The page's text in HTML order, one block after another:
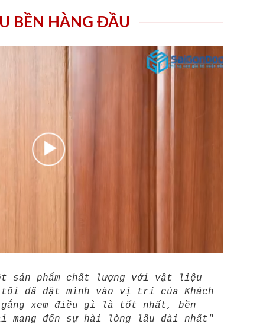
BỀN HÀNG ĐẦU
sản phẩm chất lượng với vật liệu
đã đặt mình vào vị trí của Khách
gắng xem điều gì là tốt nhất, bền
mang đến sự hài lòng lâu dài nhất"